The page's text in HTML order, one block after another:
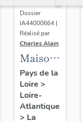
Dossier
IA44000664 |
Réalisé par
Charles Alain
Maison
dite villa
balnéaire
l'Hermitage,
puis
Pays de la
Loire >
Loire-
Atlantique
> La